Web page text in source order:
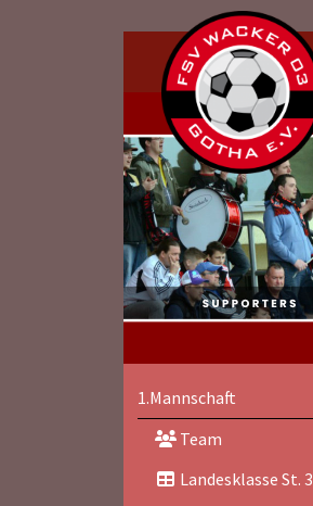
1.Mannschaft
Team
Landesklasse St. 3